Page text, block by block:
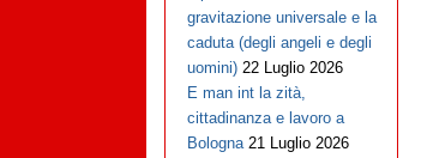
gravitazione universale e la
caduta (degli angeli e degli
uomini) 22 Luglio 2026
E man int la zità,
cittadinanza e lavoro a
Bologna 21 Luglio 2026